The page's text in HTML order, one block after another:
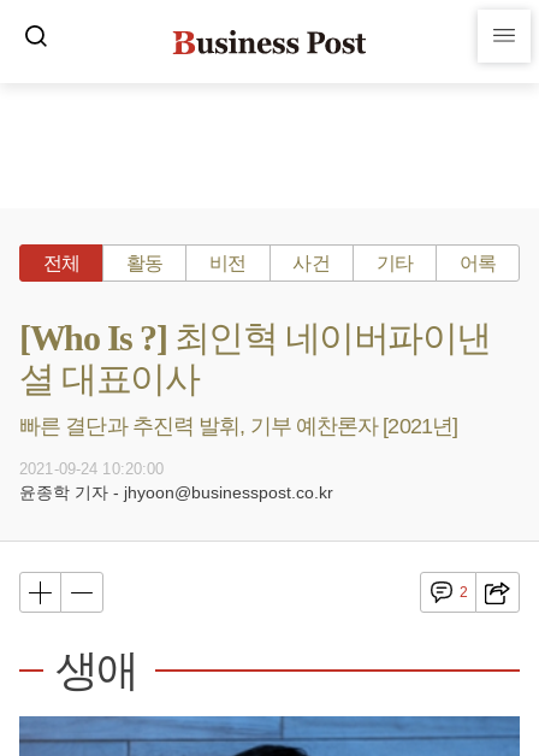
전체 활동 비전 사건 기타 어록
[Who Is ?] 최인혁 네이버파이낸
셜 대표이사
빠른 결단과 추진력 발휘, 기부 예찬론자 [2021년]
2021-09-24 10:20:00
윤종학 기자 - jhyoon@businesspost.co.kr
2
생애